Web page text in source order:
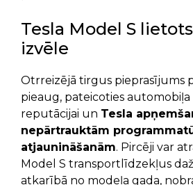
Tesla Model S
izvēle
Otrreizējā tirgus pieprasījums
pieaug, pateicoties automobiļa
reputācijai un Tesla
nepārtrauktām
atjaunināšanām. Pircēji var
Model S transportlīdzekļus
atkarībā no modeļa gada,